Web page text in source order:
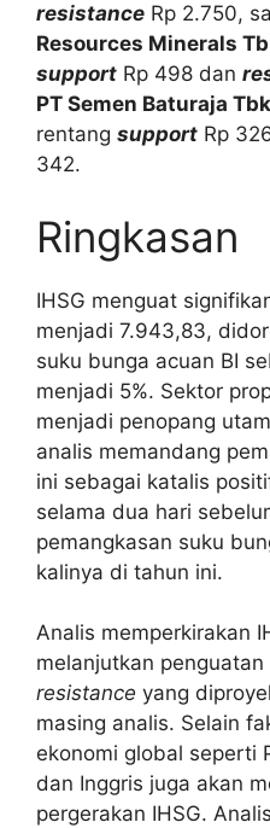
resistance Rp 2.750,
Resources Minerals
support Rp 498 dan
PT Semen Baturaja
rentang support Rp
342.
Ringkasan
IHSG menguat
menjadi 7.943,83,
suku bunga acuan BI
menjadi 5%. Sektor
menjadi penopang
analis memandang
ini sebagai katalis
selama dua hari
pemangkasan suku
kalinya di tahun ini.
Analis memperkirakan
melanjutkan penguatan
resistance yang
masing analis. Selain
ekonomi global seperti
dan Inggris juga akan
pergerakan IHSG.